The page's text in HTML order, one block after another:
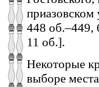
448
11 об.].
Некоторые
выборе